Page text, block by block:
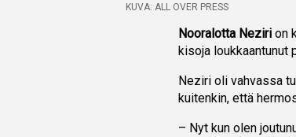
KUVA: ALL OVER PRESS
Nooralotta Neziri on
kisoja loukkaantunut
Neziri oli vahvassa
kuitenkin, että
– Nyt kun olen